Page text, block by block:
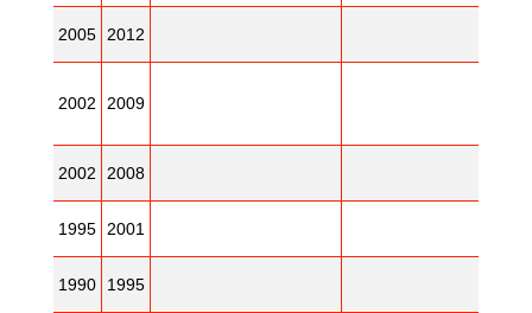
2005 2012
2002 2009
2002 2008
1995 2001
1990 1995